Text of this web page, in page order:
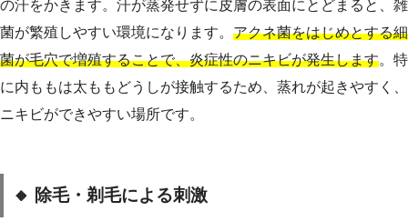
の汗をかきます。汗が蒸発せずに皮膚の表面にとどまると、雑
菌が繁殖しやすい環境になります。 アクネ菌をはじめとする細
菌が毛穴で増殖することで、炎症性のニキビが発生します。特
に内ももは太ももどうしが接触するため、蒸れが起きやすく、
ニキビができやすい場所です。
🔸 除毛・剃毛による刺激